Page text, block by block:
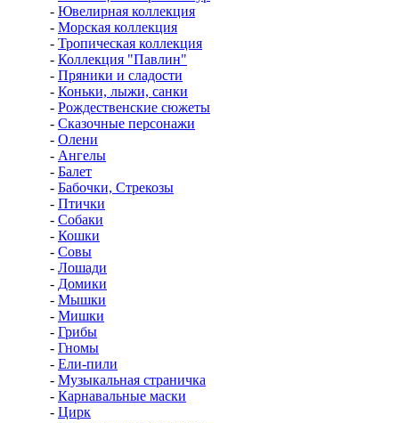
- Ювелирная коллекция
- Морская коллекция
- Тропическая коллекция
- Коллекция "Павлин"
- Пряники и сладости
- Коньки, лыжи, санки
- Рождественские сюжеты
- Сказочные персонажи
- Олени
- Ангелы
- Балет
- Бабочки, Стрекозы
- Птички
- Собаки
- Кошки
- Совы
- Лошади
- Домики
- Мышки
- Мишки
- Грибы
- Гномы
- Ели-пили
- Музыкальная страничка
- Карнавальные маски
- Цирк